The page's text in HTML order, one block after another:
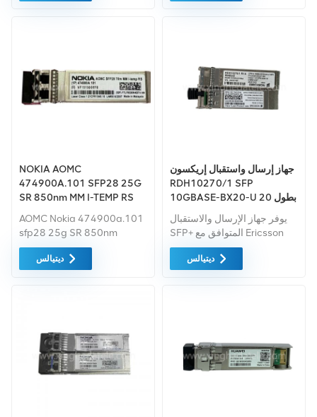
على جميع نطاقات درجة حرارة
NOKIA AOMC
474900A.101 SFP28 25G
SR 850nm MM I-TEMP RS
AOMC Nokia 474900a.101
sfp28 25g SR 850nm
tansciever
ديتيالس
جهاز إرسال واستقبال إريكسون
RDH10270/1 SFP
10GBASE-BX20-U بطول 20
كم BIDI SFP+
يوفر جهاز الإرسال والاستقبال
SFP+ المتوافق مع Ericsson
RDH10270/1 10 GBase-BX
(SMF) باستخدام طول موجة
ديتيالس